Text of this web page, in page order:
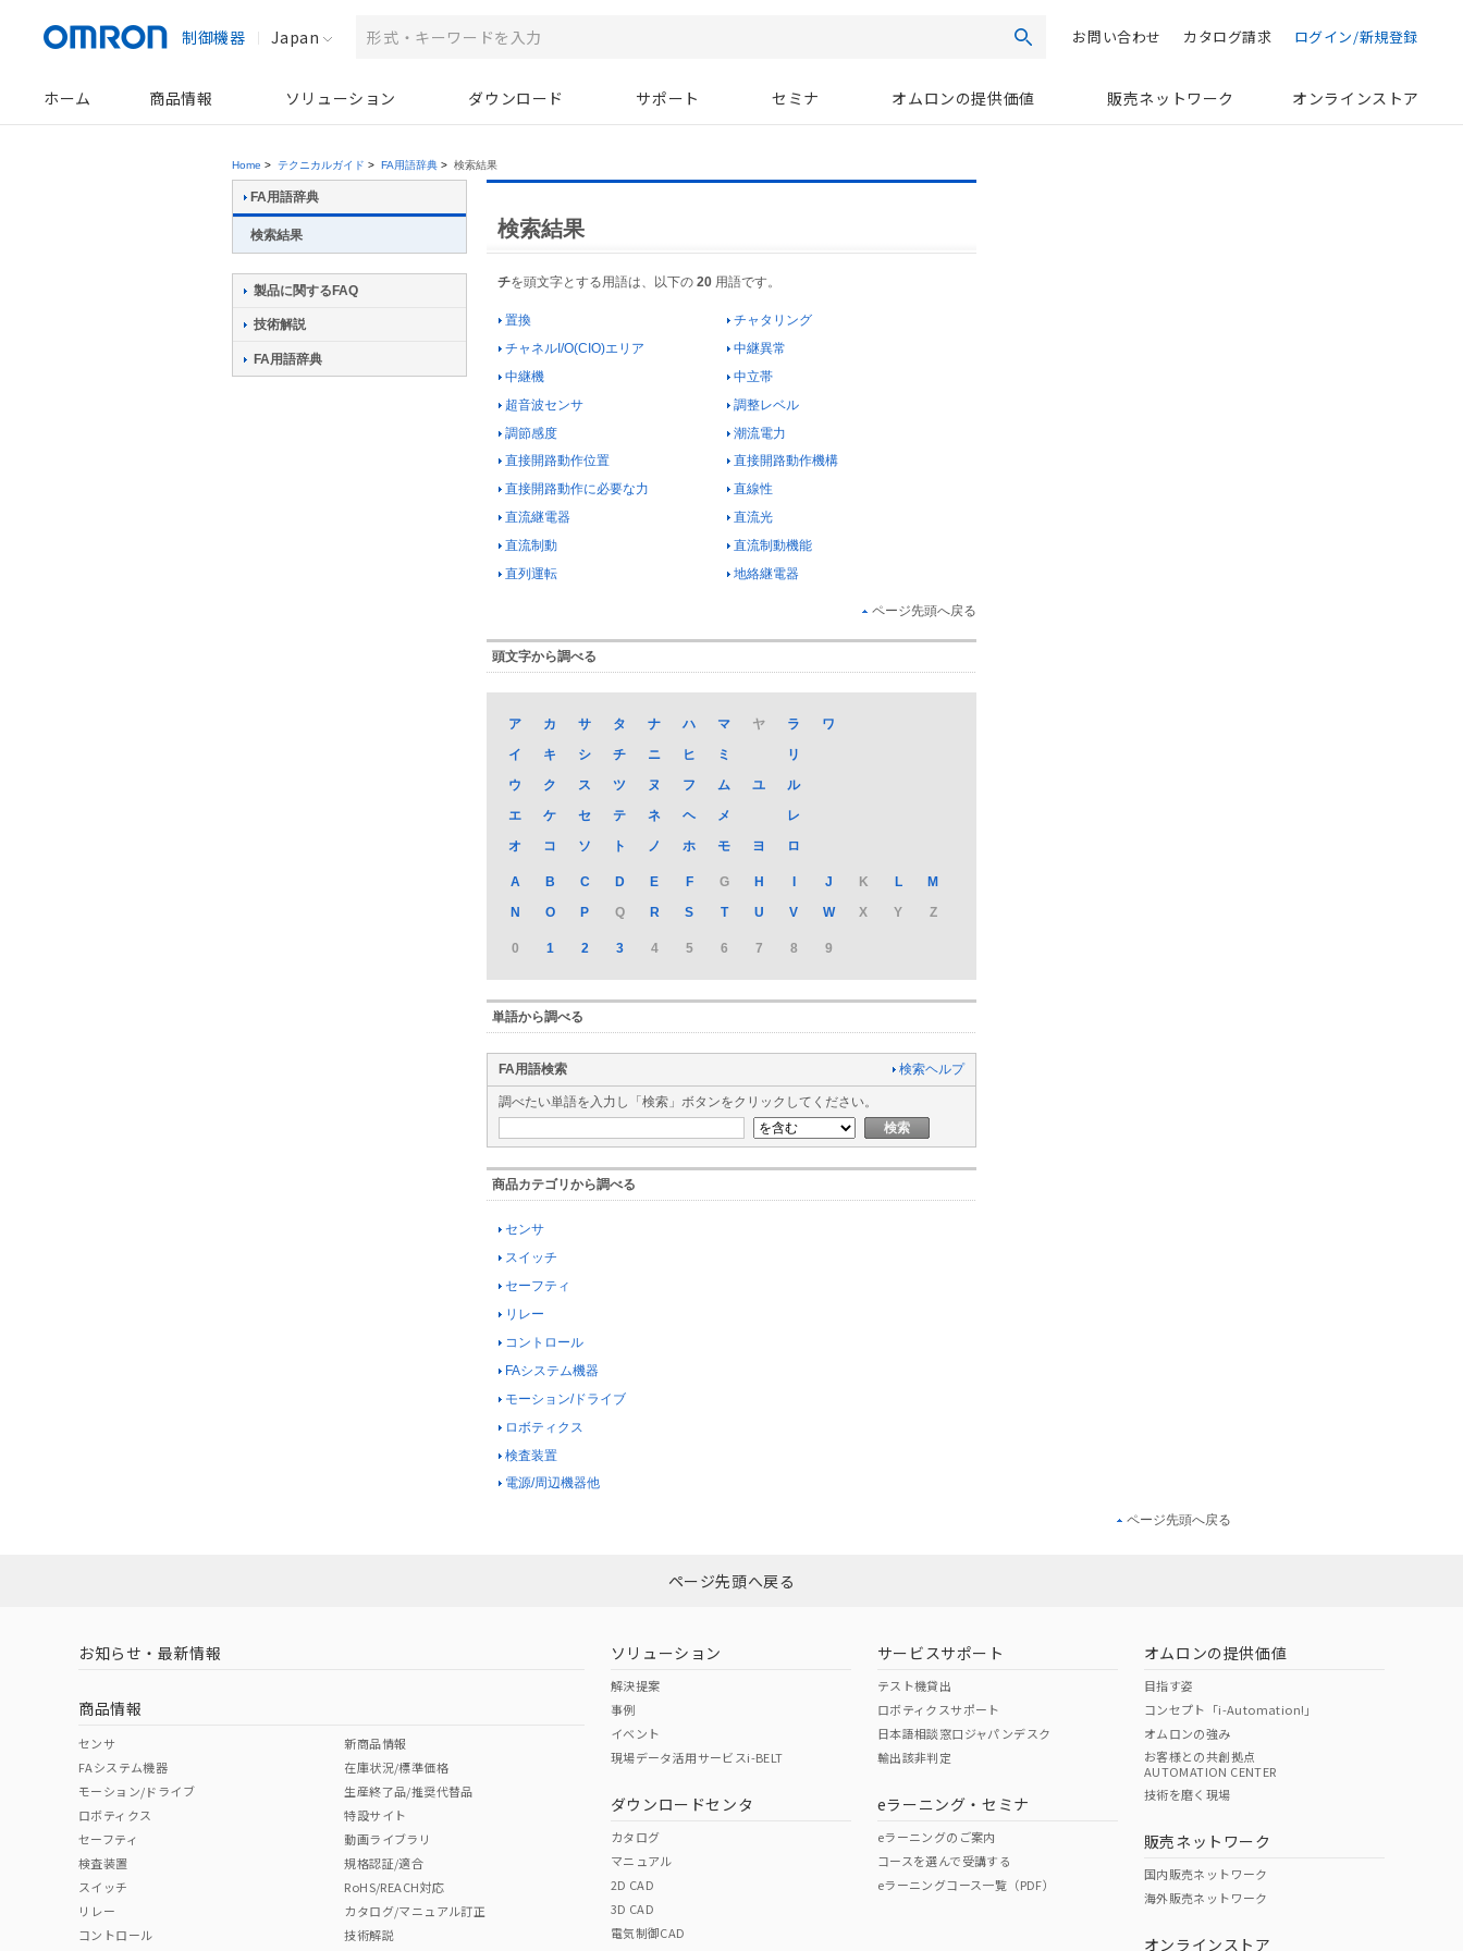
制御機器 Japan お問い合わせ カタログ請求 ログイン/新規登録
ホーム 商品情報 ソリューション ダウンロード サポート セミナ オムロンの提供価値 販売ネットワーク オンラインストア
Home > テクニカルガイド > FA用語辞典 > 検索結果
検索結果
チを頭文字とする用語は、以下の 20 用語です。
置換
チャタリング
チャネルI/O(CIO)エリア
中継異常
中継機
中立帯
超音波センサ
調整レベル
調節感度
潮流電力
直接開路動作位置
直接開路動作機構
直接開路動作に必要な力
直線性
直流継電器
直流光
直流制動
直流制動機能
直列運転
地絡継電器
ページ先頭へ戻る
頭文字から調べる
ア カ サ タ ナ ハ マ ヤ ラ
ワ
イ
キ シ チ ニ ヒ ミ
リ
ウ
ク ス ツ ヌ フ ム ユ
ル
エ
ケ セ テ ネ ヘ メ
レ
オ
コ ソ ト ノ ホ モ ヨ ロ
A B C D E F G H I J K L
M
N
O P Q R S T U V W X Y Z
0 1 2 3 4 5 6 7 8 9
単語から調べる
FA用語検索 検索ヘルプ
調べたい単語を入力し「検索」ボタンをクリックしてください。
商品カテゴリから調べる
センサ
スイッチ
セーフティ
リレー
コントロール
FAシステム機器
モーション/ドライブ
ロボティクス
検査装置
電源/周辺機器他
FA用語辞典
検索結果
製品に関するFAQ
技術解説
FA用語辞典
ページ先頭へ戻る
ページ先頭へ戻る
お知らせ・最新情報
商品情報
センサ
FAシステム機器
モーション/ドライブ
ロボティクス
セーフティ
検査装置
スイッチ
リレー
コントロール
新商品情報
在庫状況/標準価格
生産終了品/推奨代替品
特設サイト
動画ライブラリ
規格認証/適合
RoHS/REACH対応
カタログ/マニュアル訂正
技術解説
ソリューション
解決提案
事例
イベント
現場データ活用サービスi-BELT
ダウンロードセンタ
カタログ
マニュアル
2D CAD
3D CAD
電気制御CAD
サービスサポート
テスト機貸出
ロボティクスサポート
日本語相談窓口ジャパンデスク
輸出該非判定
eラーニング・セミナ
eラーニングのご案内
コースを選んで受講する
eラーニングコース一覧（PDF）
オムロンの提供価値
目指す姿
コンセプト「i-Automation!」
オムロンの強み
お客様との共創拠点
AUTOMATION CENTER
技術を磨く現場
販売ネットワーク
国内販売ネットワーク
海外販売ネットワーク
オンラインストア